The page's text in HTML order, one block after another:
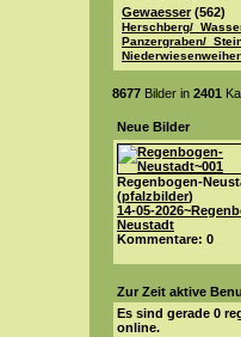
Gewaesser(562)
Herschberg/
Panzergraben/
8677 Bilder in 2401
Neue Bilder
Regenbogen-
(pfalzbilder)
14-05-
Neustadt
Kommentare: 0
Zur Zeit aktive
Es sind gerade 0
online.